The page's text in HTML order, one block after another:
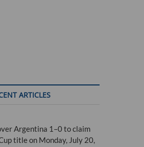
ARTICLES
Argentina 1–0 to claim
title on Monday, July 20,